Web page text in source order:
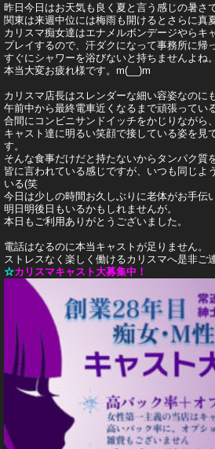
昨日今日はお天気も良く夏と言う感じの暑さ
関東は来週中位には梅雨も開けるとさらに真
カリスマ痴女達はエナメルボンデージやらキ
プレイするので、汗ダクになって事務所に帰
すぐにシャワーを浴びないと持ちませんよね。
本当大変お疲れ様です。m(__)m
カリスマ店長はスレンダーな細い容姿なのに
午前中から最終電車近くなるまで頑張っている
合間にコンビニサンドイッチをかじりながら、
キャスト達に明るい笑顔で接している姿を見
す。
そんな食事だけだと持たないからタンパク質
皆に言われている感じですが、いつも同じよ
いる(笑
今日は少しの時間お久しぶりに老体がお手伝
明日明後日もいるかもしれませんが。
本日もご利用ありがとうございました。
電話はなるのに本当キャストが足りません。
ストレスなく楽しく働けるカリスマへ是非ご
☆カリスマキャスト大募集中！